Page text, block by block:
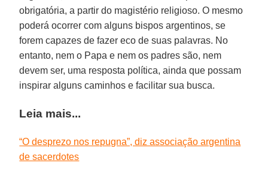
obrigatória, a partir do magistério religioso. O mesmo
poderá ocorrer com alguns bispos argentinos, se
forem capazes de fazer eco de suas palavras. No
entanto, nem o Papa e nem os padres são, nem
devem ser, uma resposta política, ainda que possam
inspirar alguns caminhos e facilitar sua busca.
Leia mais...
“O desprezo nos repugna”, diz associação argentina
de sacerdotes